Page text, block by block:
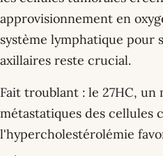
approvisionnement en
système lymphatique pour
axillaires reste crucial.
Fait troublant : le 27HC,
métastatiques des cellules
l'hypercholestérolémie